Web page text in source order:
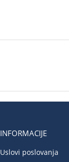
INFORMACIJE
Uslovi poslovanja